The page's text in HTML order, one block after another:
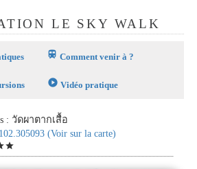
LE SKY WALK
train Comment venir à ?
play_circle Vidéo pratique
: วัดผาตากเสื้อ
(Voir sur la carte)
star